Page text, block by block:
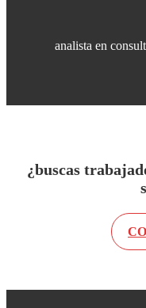
analista en
¿buscas